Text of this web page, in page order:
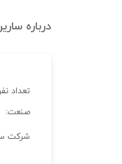
درباره
تعداد
صنعت:
شرکت